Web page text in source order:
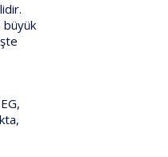
büyük